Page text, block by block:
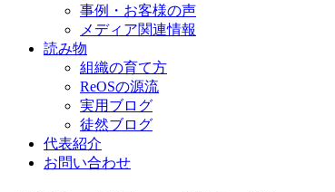
事例・お客様の声
メディア関連情報
読み物
組織の育て方
ReOSの源流
実用ブログ
徒然ブログ
代表紹介
お問い合わせ